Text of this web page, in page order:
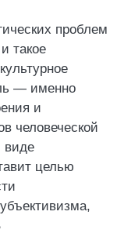
проблем
такое
— именно
и
человеческой
виде
целью